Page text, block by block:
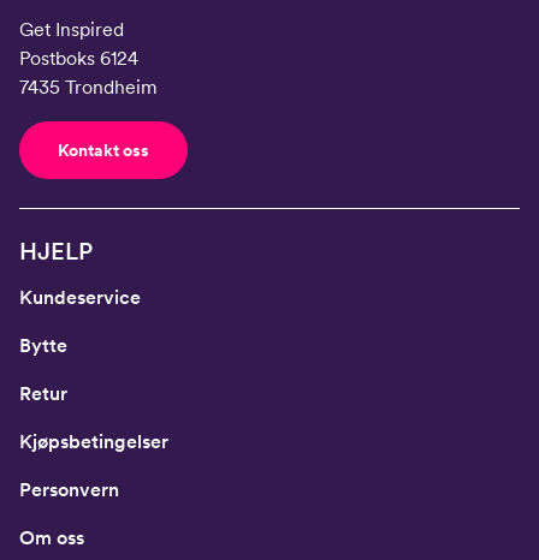
Get Inspired
Postboks 6124
7435 Trondheim
Kontakt oss
HJELP
Kundeservice
Bytte
Retur
Kjøpsbetingelser
Personvern
Om oss